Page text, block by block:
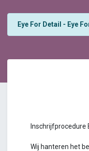
Eye For Detail - Eye
Inschrijfprocedure
Wij hanteren het